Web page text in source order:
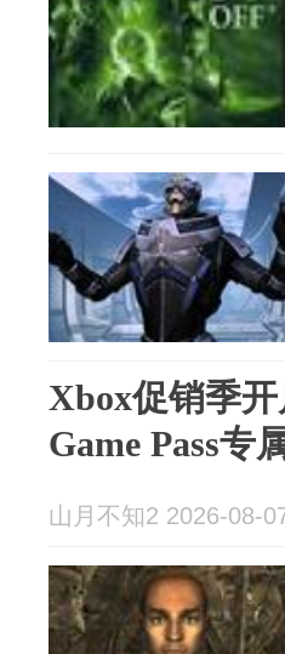
Xbox促销季
Game Pass专
山月不知2 2026-08-